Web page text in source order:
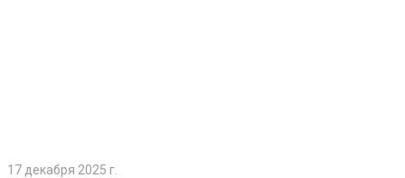
17 декабря 2025 г.